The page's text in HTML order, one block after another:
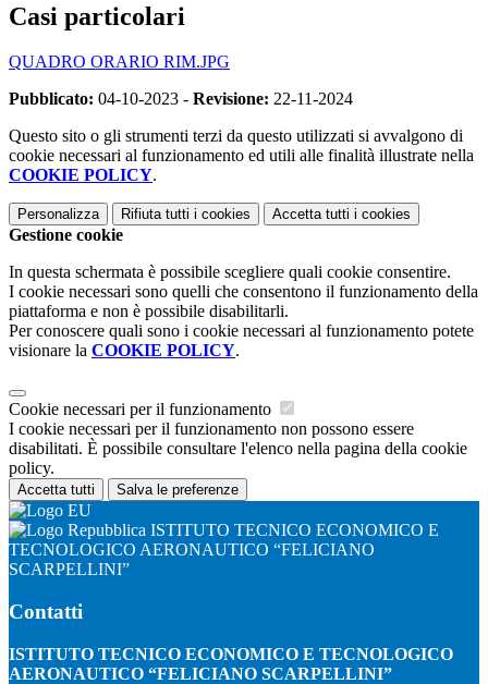
Casi particolari
QUADRO ORARIO RIM.JPG
Pubblicato: 04-10-2023 - Revisione: 22-11-2024
Questo sito o gli strumenti terzi da questo utilizzati si avvalgono di
cookie necessari al funzionamento ed utili alle finalità illustrate nella
COOKIE POLICY.
Personalizza Rifiuta tutti i cookies Accetta tutti i cookies
Gestione cookie
In questa schermata è possibile scegliere quali cookie consentire.
I cookie necessari sono quelli che consentono il funzionamento della
piattaforma e non è possibile disabilitarli.
Per conoscere quali sono i cookie necessari al funzionamento potete
visionare la COOKIE POLICY.
Cookie necessari per il funzionamento
I cookie necessari per il funzionamento non possono essere
disabilitati. È possibile consultare l'elenco nella pagina della cookie
policy.
Accetta tutti Salva le preferenze
ISTITUTO TECNICO ECONOMICO E
TECNOLOGICO AERONAUTICO “FELICIANO
SCARPELLINI”
Contatti
ISTITUTO TECNICO ECONOMICO E TECNOLOGICO
AERONAUTICO “FELICIANO SCARPELLINI”